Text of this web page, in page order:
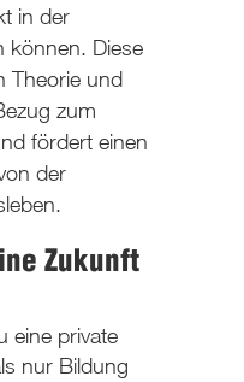
in der
können. Diese
Theorie und
zum
fördert einen
der
Zukunft
eine private
nur Bildung